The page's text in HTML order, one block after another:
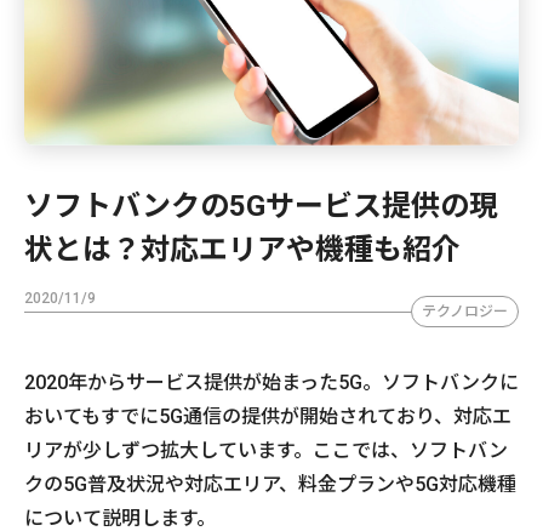
ソフトバンクの5Gサービス提供の現
状とは？対応エリアや機種も紹介
2020/11/9
テクノロジー
2020年からサービス提供が始まった5G。ソフトバンクに
おいてもすでに5G通信の提供が開始されており、対応エ
リアが少しずつ拡大しています。ここでは、ソフトバン
クの5G普及状況や対応エリア、料金プランや5G対応機種
について説明します。